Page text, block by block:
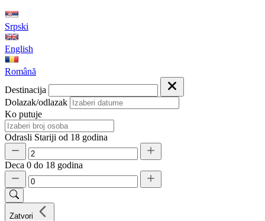
Srpski
English
Română
Destinacija
Dolazak/odlazak
Ko putuje
Odrasli Stariji od 18 godina
Deca 0 do 18 godina
Zatvori